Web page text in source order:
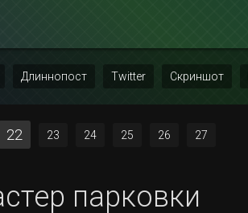
Длиннопост Twitter Скриншот
22 23 24 25 26 27
парковки